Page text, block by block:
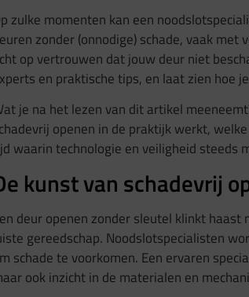
zulke momenten kan een
zonder (onnodige) schade, vaak
op vertrouwen dat jouw deur niet
en praktische tips, en laat zien hoe
je na het lezen van dit artikel
openen in de praktijk werkt,
waarin technologie en veiligheid steeds
kunst van schadevrij
deur openen zonder sleutel klinkt
gereedschap. Noodslotspecialisten
schade te voorkomen. Een ervaren
ook inzicht in de materialen en